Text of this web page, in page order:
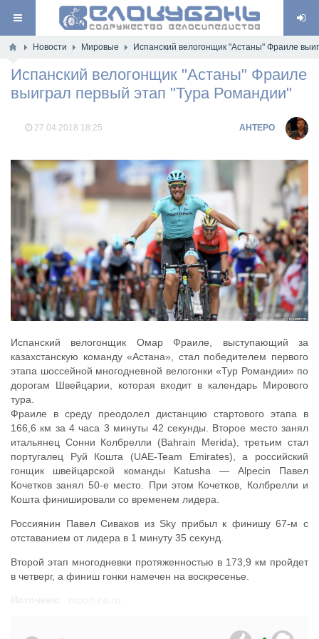
Новости Мировые Испанский велогонщик "Астаны" Фраиле
Испанский велогонщик "Астаны" Фраиле
выиграл первый этап "Тура Романдии"
27.04.2018 18:25 AHTEPO
Испанский велогонщик Омар Фраиле, выступающий за
казахстанскую команду «Астана», стал победителем первого
этапа шоссейной многодневной велогонки «Тур Романдии» по
дорогам Швейцарии, которая входит в календарь Мирового
тура.
Фраиле в среду преодолел дистанцию стартового этапа в
166,6 км за 4 часа 3 минуты 42 секунды. Второе место занял
итальянец Сонни Колбрелли (Bahrain Merida), третьим стал
португалец Руй Кошта (UAE-Team Emirates), а российский
гонщик швейцарской команды Katusha — Alpecin Павел
Кочетков занял 50-е место. При этом Кочетков, Колбрелли и
Кошта финишировали со временем лидера.
Россиянин Павел Сиваков из Sky прибыл к финишу 67-м с
отставанием от лидера в 1 минуту 35 секунд.
Второй этап многодневки протяженностью в 173,9 км пройдет
в четверг, а финиш гонки намечен на воскресенье.